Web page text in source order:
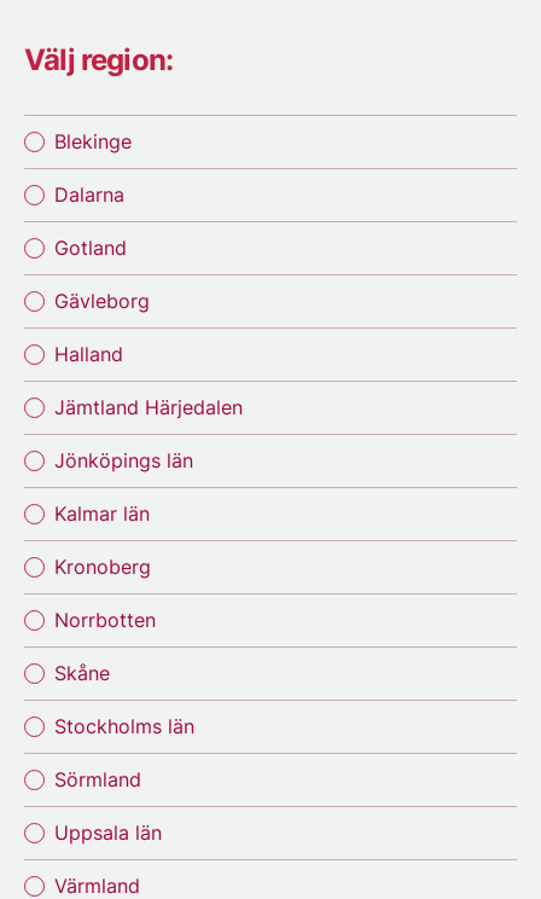
Välj region:
Blekinge
Dalarna
Gotland
Gävleborg
Halland
Jämtland Härjedalen
Jönköpings län
Kalmar län
Kronoberg
Norrbotten
Skåne
Stockholms län
Sörmland
Uppsala län
Värmland